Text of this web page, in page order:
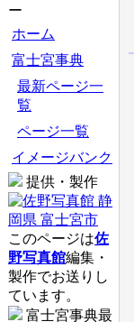
ー
ホーム
富士宮事典
最新ページ一
覧
ページ一覧
イメージバンク
提供・製作
このページは佐
野写真館編集・
製作でお送りし
ています。
富士宮事典最